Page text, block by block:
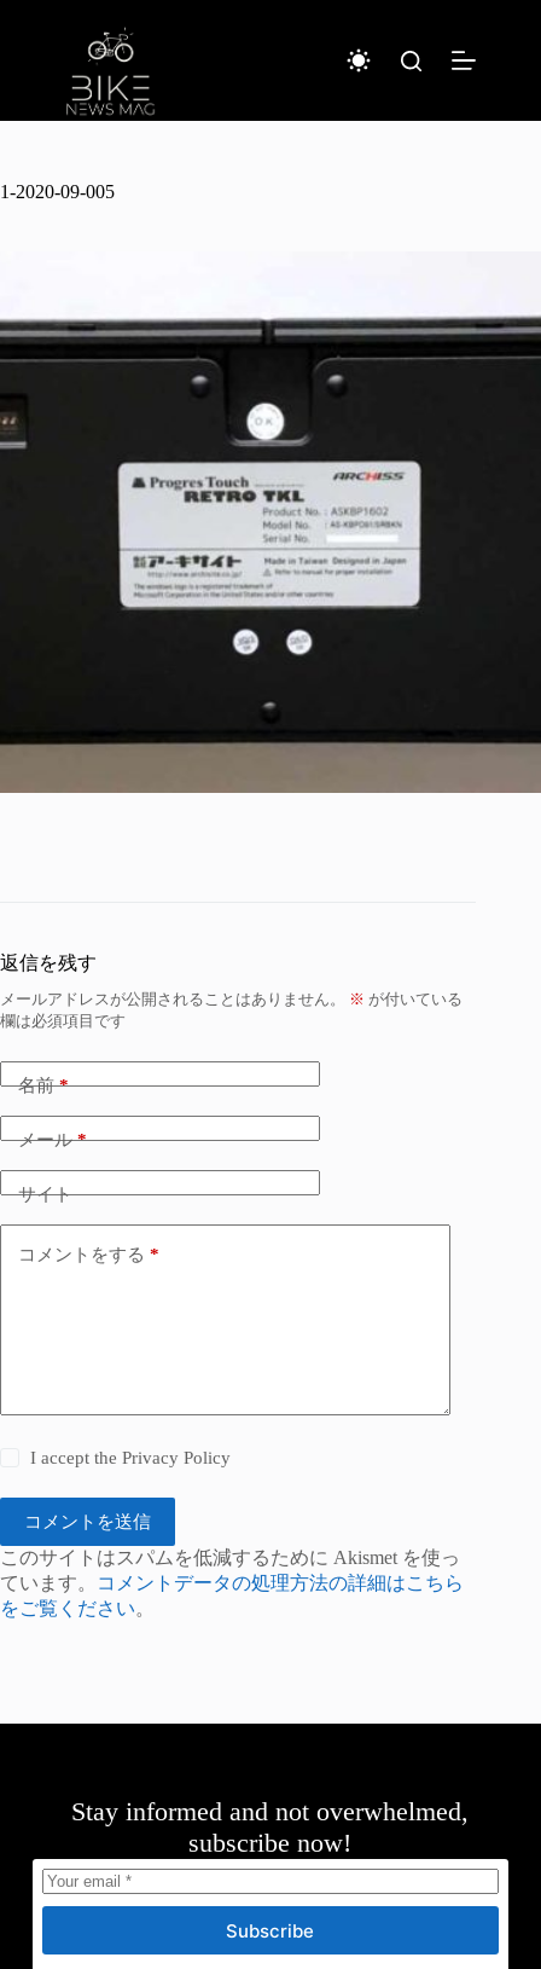
キ
1-2020-09-005
返信を残す
メールアドレスが公開されることはありません。 ※ が付いている
欄は必須項目です
名前*
メール*
サイト
コメントをする *
I accept thePrivacy Policy
コメントを送信
このサイトはスパムを低減するために Akismet を使っ
ています。
コメントデータの処理方法の詳細はこちら
をご覧ください。
Stay informed and not overwhelmed,
subscribe now!
Subscribe